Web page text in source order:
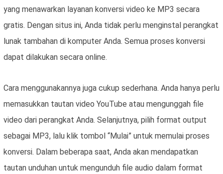
yang menawarkan layanan konversi video ke MP3 secara
gratis. Dengan situs ini, Anda tidak perlu menginstal perangkat
lunak tambahan di komputer Anda. Semua proses konversi
dapat dilakukan secara online.
Cara menggunakannya juga cukup sederhana. Anda hanya perlu
memasukkan tautan video YouTube atau mengunggah file
video dari perangkat Anda. Selanjutnya, pilih format output
sebagai MP3, lalu klik tombol “Mulai” untuk memulai proses
konversi. Dalam beberapa saat, Anda akan mendapatkan
tautan unduhan untuk mengunduh file audio dalam format